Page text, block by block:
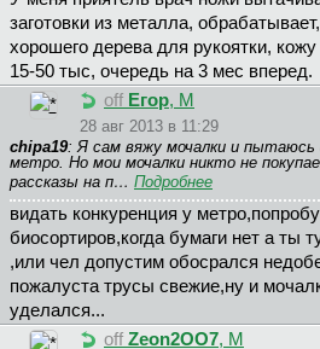
заготовки из металла,
хорошего дерева для рукоятки,
15-50 тыс, очередь на 3 мес вперед.
off Егор, М
28 авг 2013 в 11:29
chipa19: Я сам вяжу мочалки и пытаюсь
метро. Но мои мочалки никто не
рассказы на п… Подробнее
видать конкуренция у
биосортиров,когда бумаги нет а ты
,или чел допустим обосрался
пожалуста трусы свежие,ну и
уделался...
off Zeon2OO7, М